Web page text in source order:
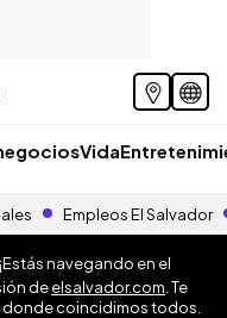
Vida
Empleos El Salvador
¡Estás navegando en el
deelsalvador.com . Te
donde coincidimos todos.